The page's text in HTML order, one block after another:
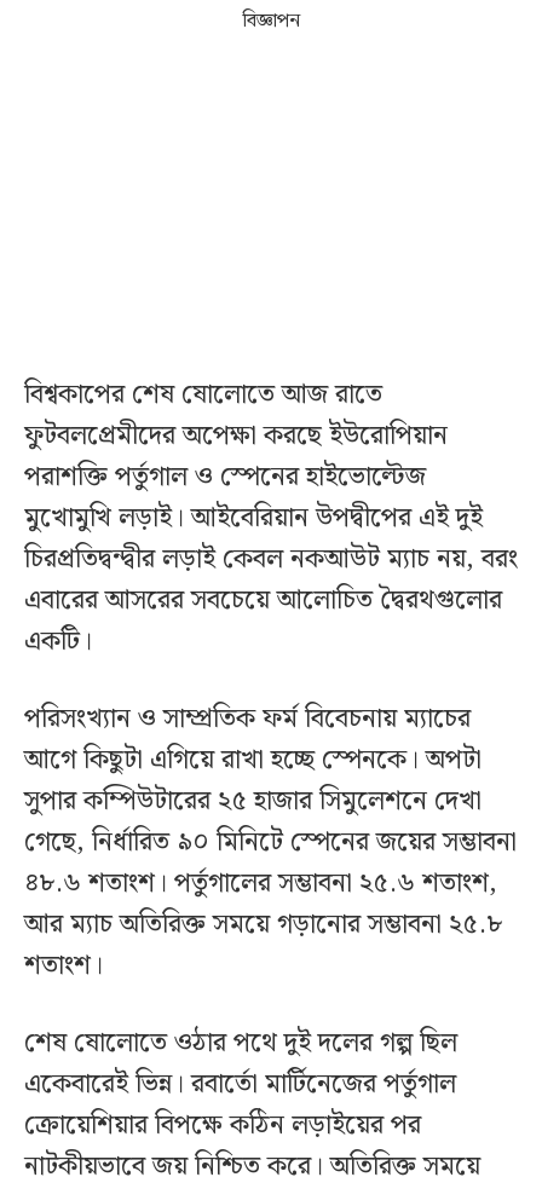
বিজ্ঞাপন
বিশ্বকাপের শেষ ষোলোতে আজ রাতে
ফুটবলপ্রেমীদের অপেক্ষা করছে ইউরোপিয়ান
পরাশক্তি পর্তুগাল ও স্পেনের হাইভোল্টেজ
মুখোমুখি লড়াই। আইবেরিয়ান উপদ্বীপের এই দুই
চিরপ্রতিদ্বন্দ্বীর লড়াই কেবল নকআউট ম্যাচ নয়, বরং
এবারের আসরের সবচেয়ে আলোচিত দ্বৈরথগুলোর
একটি।
পরিসংখ্যান ও সাম্প্রতিক ফর্ম বিবেচনায় ম্যাচের
আগে কিছুটা এগিয়ে রাখা হচ্ছে স্পেনকে। অপটা
সুপার কম্পিউটারের ২৫ হাজার সিমুলেশনে দেখা
গেছে, নির্ধারিত ৯০ মিনিটে স্পেনের জয়ের সম্ভাবনা
৪৮.৬ শতাংশ। পর্তুগালের সম্ভাবনা ২৫.৬ শতাংশ,
আর ম্যাচ অতিরিক্ত সময়ে গড়ানোর সম্ভাবনা ২৫.৮
শতাংশ।
শেষ ষোলোতে ওঠার পথে দুই দলের গল্প ছিল
একেবারেই ভিন্ন। রবার্তো মার্টিনেজের পর্তুগাল
ক্রোয়েশিয়ার বিপক্ষে কঠিন লড়াইয়ের পর
নাটকীয়ভাবে জয় নিশ্চিত করে। অতিরিক্ত সময়ে